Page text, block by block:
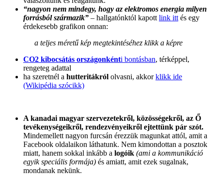
“nagyon nem mindegy, hogy az elektromos energia milyen
forrásból származik” – hallgatónktól kapott link itt és egy
érdekesebb grafikon onnan:
a teljes méretű kép megtekintéséhez klikk a képre
CO2 kibocsátás országonkénti bontásban, térképpel,
rengeteg adattal
ha szeretnél a hutteritákról olvasni, akkorklikk ide
(Wikipédia szócikk)
A kanadai magyar szervezetekről, közösségekről, az Ő
tevékenységeikről, rendezvényeikről ejtettünk pár szót.
Mindemellett nagyon furcsán érezzük magunkat attól, amit a
Facebook oldalaikon láthatunk. Nem kimondottan a posztok
miatt, hanem sokkal inkább a logóik (ami a kommunikáció
egyik speciális formája) és amiatt, amit ezek sugalnak,
mondanak nekünk.